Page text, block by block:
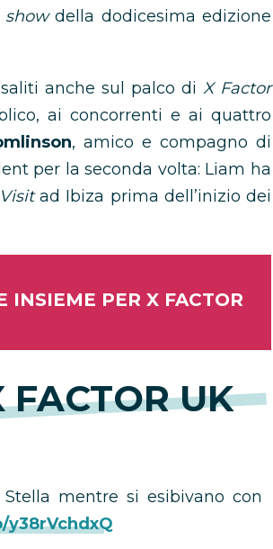
showdella dodicesima edizione
anche sul palco di X Factor
ai concorrenti e ai quattro
, amico e compagno di
per la seconda volta: Liam ha
ad Ibiza prima dell’inizio dei
INSIEME PER X FACTOR
UK
mentre si esibivano con